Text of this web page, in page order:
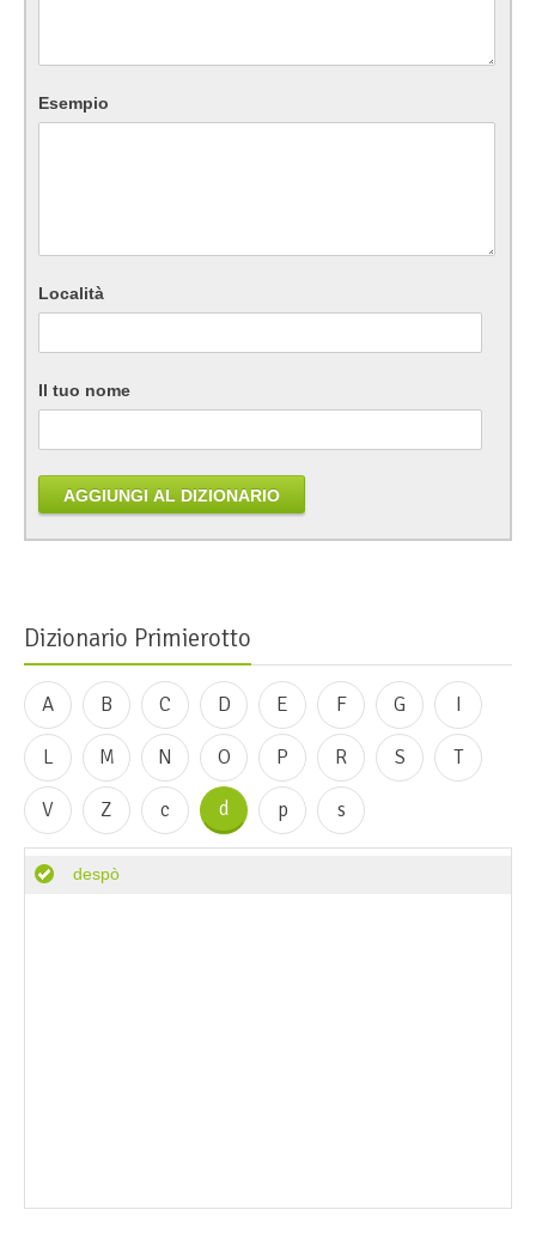
Esempio
Località
Il tuo nome
AGGIUNGI AL DIZIONARIO
Dizionario Primierotto
A B C D E F G I
L M N O P R S T
V Z c d p s
despò